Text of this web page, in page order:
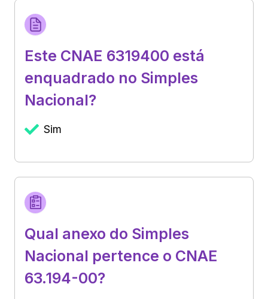
Este CNAE 6319400 está
enquadrado no Simples
Nacional?
Sim
Qual anexo do Simples
Nacional pertence o CNAE
63.194-00?